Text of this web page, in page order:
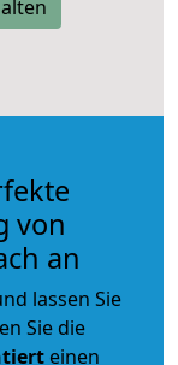
von
an
lassen Sie
Sie die
einen